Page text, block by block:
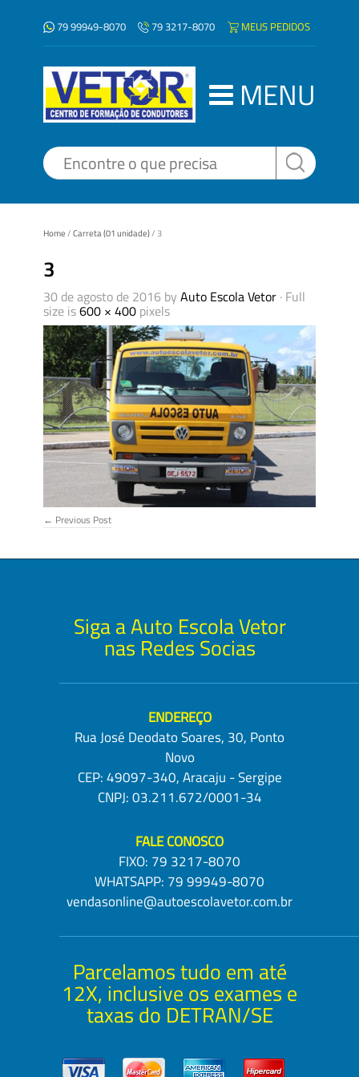
79 99949-8070 79 3217-8070 MEUS PEDIDOS
MENU
Home/Carreta (01 unidade)/ 3
3
30 de agosto de 2016 by Auto Escola Vetor · Full
size is600 × 400 pixels
← Previous Post
Siga a Auto Escola Vetor
nas Redes Socias
ENDEREÇO
Rua José Deodato Soares, 30, Ponto
Novo
CEP: 49097-340, Aracaju - Sergipe
CNPJ: 03.211.672/0001-34
FALE CONOSCO
FIXO: 79 3217-8070
WHATSAPP: 79 99949-8070
vendasonline@autoescolavetor.com.br
Parcelamos tudo em até
12X, inclusive os exames e
taxas do DETRAN/SE